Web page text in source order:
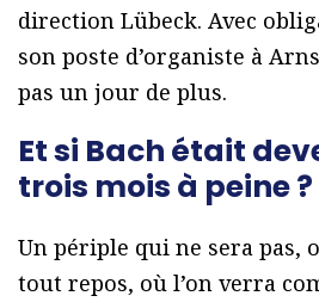
direction Lübeck. Avec
son poste d’organiste à
pas un jour de plus.
Et si Bach était
trois mois à peine ?
Un périple qui ne sera pas,
tout repos, où l’on verra